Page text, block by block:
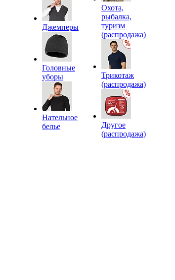
Джемперы
Головные
уборы
Нательное
белье
Охота,
рыбалка,
туризм
(распродажа)
Трикотаж
(распродажа)
Другое
(распродажа)